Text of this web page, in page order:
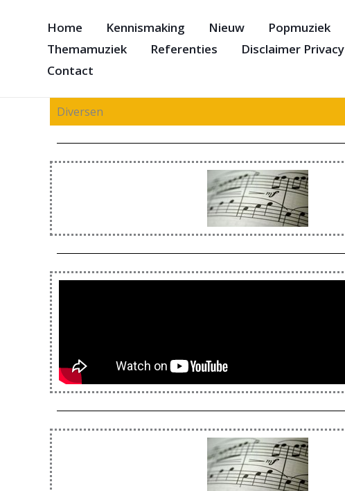
Home Kennismaking Nieuw
Popmuziek
Themamuziek
Referenties
Disclaimer Privacy
Contact
Diversen